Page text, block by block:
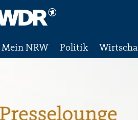
Mein NRW Politik